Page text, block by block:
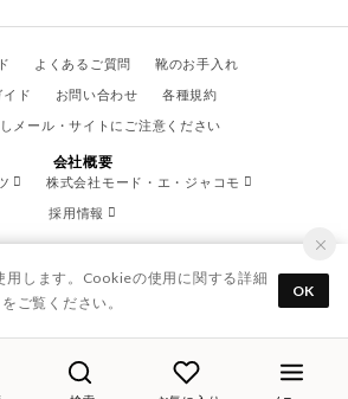
よくあるご質問
靴のお手入れ
ド
お問い合わせ
各種規約
メール・サイトにご注意ください
会社概要
株式会社モード・エ・ジャコモ
採用情報
CO.,LTD. / All Right Reserved.
します。Cookieの使用に関する詳細
をご覧ください。
OK